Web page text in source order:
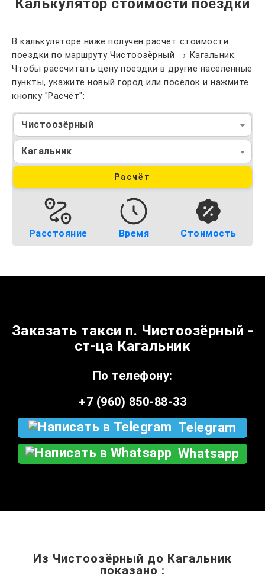
Калькулятор стоимости поездки
В калькуляторе ниже получен расчёт стоимости
поездки по маршруту Чистоозёрный → Кагальник.
Чтобы рассчитать цену поездки в другие населенные
пункты, укажите новый город или посёлок и нажмите
кнопку "Расчёт":
Чистоозёрный
Кагальник
Расчёт
Расстояние Время Стоимость
Заказать такси п. Чистоозёрный -
ст-ца Кагальник
По телефону:
+7 (960) 850-88-33
Telegram
Whatsapp
Из Чистоозёрный до Кагальник
показано :